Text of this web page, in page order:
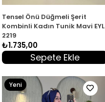
Tensel Önü Düğmeli Şerit
Kombinli Kadın Tunik Mavi EYL
2219
₺1.735,00
Sepete Ekle
Yeni
Ürün